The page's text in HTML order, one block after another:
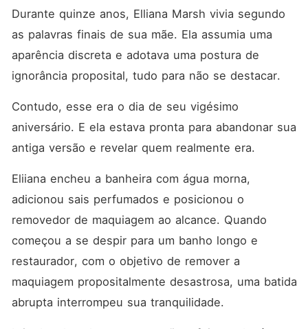
revelar suas identidades:
médica milagrosa, magnata
das finanças, especialista
gênio da IA... Quando
aqueles que a maltrataram
se arrependeram
por perdão, Cole postou uma
maquiagem, criando um
alvoroço geral. "Minha
esposa não precisa da
Durante quinze anos, Elliana Marsh vivia segundo
as palavras finais de sua mãe. Ela assumia uma
aparência discreta e adotava uma postura de
ignorância proposital, tudo para não se destacar.
Contudo, esse era o dia de seu vigésimo
aniversário. E ela estava pronta para abandonar sua
antiga versão e revelar quem realmente era.
Eliiana encheu a banheira com água morna,
adicionou sais perfumados e posicionou o
removedor de maquiagem ao alcance. Quando
começou a se despir para um banho longo e
restaurador, com o objetivo de remover a
maquiagem propositalmente desastrosa, uma batida
abrupta interrompeu sua tranquilidade.